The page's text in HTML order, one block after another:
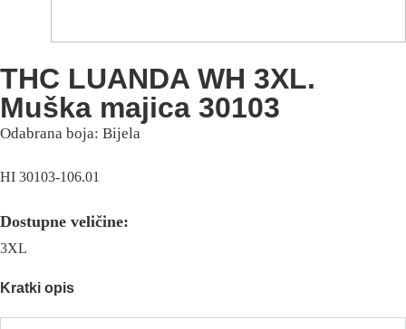
THC LUANDA WH 3XL.
Muška majica 30103
Odabrana boja: Bijela
HI 30103-106.01
Dostupne veličine:
3XL
Kratki opis